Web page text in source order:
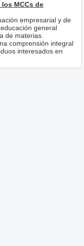
MCCs de
empresarial y de
general
de materias.
comprensión integral
interesados en